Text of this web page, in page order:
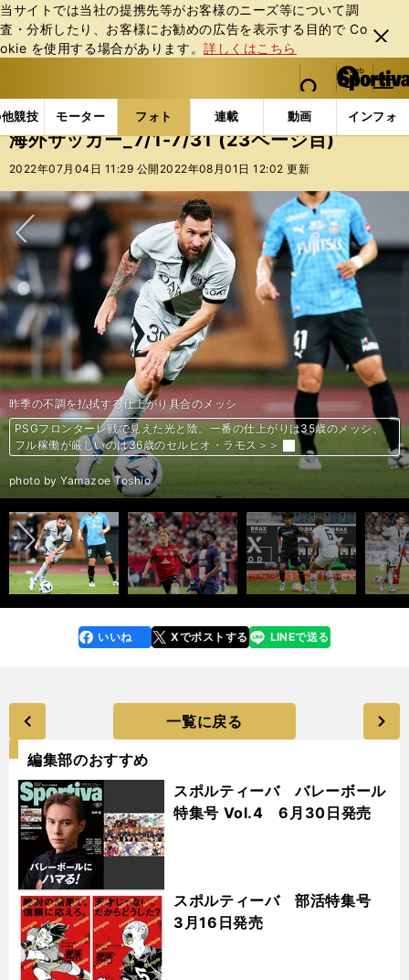
当サイトでは当社の提携先等がお客様のニーズ等について調
査・分析したり、お客様にお勧めの広告を表⽰する⽬的で Co
okie を使⽤する場合があります。詳しくはこちら
閉じ
る
web Sportiva (webスポルティーバ)
検索
マイペ
ー
ジ
メニュ
競技 モーター フォト 連載 動画 インフォ
b
ス
ポ
ル
ィ
ー
バ
フォトギャラリー コラムフォト 海外サッカー_7/
海外サッカー_7/1-7/31 (23ページ目)
2022年07月04日 11:29 公開 2022年08月01日 12:02 更新
次へ
移籍金21億円でモナコに移籍した南野拓実
南野拓実のモナコ移籍は都落ちではない。市場価値は２年半で倍増、攻撃
の要・トップ下での起用が濃厚＞＞
photo by AFLO
ボルシアMGの背番号３をチョイスした板倉滉
板倉滉がボルシアMGで求められる役割とは？ ファルケ新監督は「CBと
ボランチ、一番いいポジションで起用する」＞＞
photo by Getty Images
鹿島アンドラーズからセルクル・ブルージュへ移籍した上田綺世
上田綺世がベルギーで飛躍するために必要なこと。分岐点となる「シーズ
ン二桁得点」の壁＞＞
photo by Sano Miki
来季の所属先をめぐる報道が続いている久保建英
久保建英の新天地はどこだ。レアル・ソシエダ、バジャドリードをめぐる
それぞれの思惑＞＞
photo by Mutsu Kawamori／ MUTSUFOTOGRAFIA
緑が基調のボルシアMGのユニフォームを着た板倉滉
板倉滉の新天地ボルシアMGの黄金時代。バイエルンよりオシャレだった
＞＞
photo by Getty Images
バルサ残留か否かで交渉が長引いていたフランス代表ウスマン・デンベレ
バルサの獲得候補…レヴァンドフスキ、ロナウドなど大物の名前が挙がる
が、内実は？＞＞
photo by AFP／AFLO
1993年から1998年までPSGに在籍したライー
パリ・サンジェルマンの激動の歴史。かつては降格争い、借金まみれ、ス
ポンサーもさじを投げた＞＞
photo by AFLO
パリでのパリ・サンジェルマンの練習に合流したネイマール
来日直前のPSGで深刻な問題。ネイマールは非難の的で移籍話が再燃、正
念場を迎えた＞＞
photo by Aurelien Meunier、PSG/PSG via Getty Images
ブラジル代表と日本代表の一戦に出場したネイマール
ネイマールにとって最後のチャンス。メッシ、エムパベとの微妙な関係で
PSG残留か＞＞
photo by Sano Miki
PSGで同僚だったイブラヒモビッチ（左）とベッカム（右）
パリ・サンジェルマンを彩ってきたスーパースターたち。王様ズラタン、
ピルロの後継者、ベッカムの引退も…＞＞
photo by AFLO
パリSGでもフランス代表でも絶対的な存在に成長しているエムバペ
エムバペがパリ・サンジェルマンで怪物に進化したポイントを風間八宏が
発見。「足裏が見えない走り」とは？＞＞
photo by Getty Images
サンタ・クララからスポルティングに移籍した日本代表の守田英正
守田英正は名門で先発奪取なるか。ポルトガルリーグの日本人８人それぞ
れの立ち位置＞＞
photo by Carlos Rodrigues/Getty Images
レアル・マドリードでトレーニング中の久保建英。レアル・ソシエダ移籍が
決定的となった
久保建英に新天地レアル・ソシエダが寄せている評価と期待、そして課題
は？＞＞
photo by Antonio Villalba/Real Madrid via Getty Images
遅刻癖のあるネイマールが早くもチーム練習に参加
PSGの新体制にスター選手も戦々恐々。ネイマールさえもオフを早々に切
り上げチームに合流＞＞
photo by AFLO
映画祭出席のためにカンヌに姿を現わしたキリアン・エムバペ
エムバペ、ネイマール、メッシらのセレブぶりを紹介。パリ・サンジェル
マンの選手たちの住居や愛車は？＞＞
photo by Getty Images
パリで有名ブランドのファッションショーに出演したネイマール
エムバペ、ネイマール、メッシらのセレブぶりを紹介。パリ・サンジェル
マンの選手たちの住居や愛車は？＞＞
photo by Getty Images
リオネル・メッシの、昨夏のスペイン・イビサ島でのバカンスの様子
エムバペ、ネイマール、メッシらのセレブぶりを紹介。パリ・サンジェル
マンの選手たちの住居や愛車は？＞＞
photo by Getty Images
パリのディズニーランドを訪れ、家族と一緒にポーズをとるマルキーニョス
エムバペ、ネイマール、メッシらのセレブぶりを紹介。パリ・サンジェル
マンの選手たちの住居や愛車は？＞＞
photo by Getty Images
マドリードの高級フィットネスクラブのイベントに参加したセルヒオ・ラモ
ス
エムバペ、ネイマール、メッシらのセレブぶりを紹介。パリ・サンジェル
マンの選手たちの住居や愛車は？＞＞
photo by Getty Images
攻撃のタクトを振るメッシ（左）とネイマール（右）
新生PSGジャパンツアー直前分析。攻撃はMNMトリオのアドリブ優先、
守備は不慣れな３バックを採用か＞＞
photo by AFLO
開幕戦でマンオブザマッチに輝いた田中碧
田中碧のデュッセルドルフ２年目は輝きが違う。中盤を完全に支配して
「すごく楽しくサッカーができている」＞＞
photo by Getty Images
長い交渉の末、バルセロナへの移籍が決まったロベルト・レヴァンドフスキ
レヴァンドフスキは移籍で「絶対的エース」になれるのか。バルサの復権
への問題点＞＞
photo by AFP／AFLO
昨季の不調を払拭する仕上がり具合のメッシ
PSGフロンターレ戦で見えた光と陰。一番の仕上がりは35歳のメッシ、
フル稼働が厳しいのは36歳のセルヒオ・ラモス＞＞
photo by Yamazoe Toshio
２試合連続ゴールを決めたFWカリムエンドも安泰ではない
PSGの選手が観光気分ではなく、レッズ相手に本気となった理由。代表ク
ラスでもミスすれば売却される「背水の陣」＞＞
photo by AFLO
ひと回り大きくなったように見える久保建英（レアル・ソシエダ）
久保建英、ダビド・シルバの控えからスタート。デビュー戦は「好プレー
が目立つ」＞＞
photo by AFLO
ガンバ大阪戦で４点目を決め喜ぶリオネル・メッシ（パリ・サンジェルマ
ン）
メッシの現在の真の実力は？ ゴールが減ってもPSGで別格の扱いを受け
る理由＞＞
photo by KYODO
プレシーズンで好調をキープしている浅野拓磨
ボーフム浅野拓磨が背番号11に変更した思い。「寿人さんの存在があっ
て、今の自分につながっている」＞＞
photo by Getty Images
リバプールからバイエルンに移籍したサディオ・マネ（右）
バイエルンがレヴァンドフスキ移籍で得たもの。大型補強でチームのムー
ドにも変化が＞＞
photo by AFP／AFLO
前へ
faceboo
k
いいね Xでポストする
line LINEで送る
一覧に戻る
編集部のおすすめ
スポルティーバ バレーボール
特集号 Vol.4 6月30日発売
スポルティーバ 部活特集号
3月16日発売